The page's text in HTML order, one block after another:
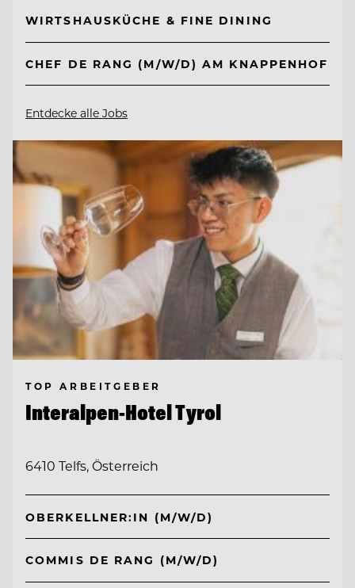
WIRTSHAUSKÜCHE & FINE DINING
CHEF DE RANG (M/W/D) AM KNAPPENHOF
Entdecke alle Jobs
TOP ARBEITGEBER
Interalpen-Hotel Tyrol
6410 Telfs, Österreich
OBERKELLNER:IN (M/W/D)
COMMIS DE RANG (M/W/D)